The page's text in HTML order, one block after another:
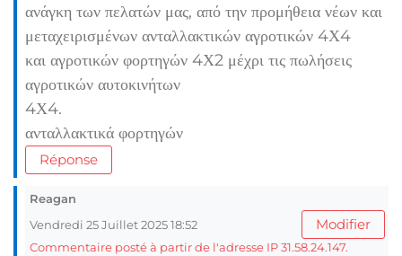
ανάγκη των πελατών μας, από την προμήθεια νέων και
μεταχειρισμένων ανταλλακτικών αγροτικών 4Χ4
και αγροτικών φορτηγών 4Χ2 μέχρι τις πωλήσεις
αγροτικών αυτοκινήτων
4Χ4.
ανταλλακτικά φορτηγών
Réponse
Reagan
Vendredi 25 Juillet 2025 18:52
Modifier
Commentaire posté à partir de l'adresse IP 31.58.24.147.